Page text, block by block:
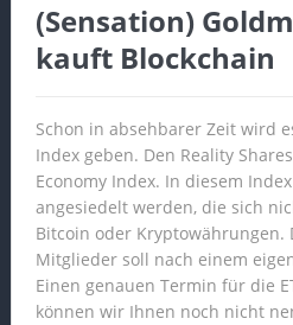
(Sensation)
kauft Blockchain
Schon in absehbarer Zeit wird
Index geben. Den Reality
Economy Index. In diesem
angesiedelt werden, die sich
Bitcoin oder Kryptowährungen.
Mitglieder soll nach einem
Einen genauen Termin für die
können wir Ihnen noch nicht